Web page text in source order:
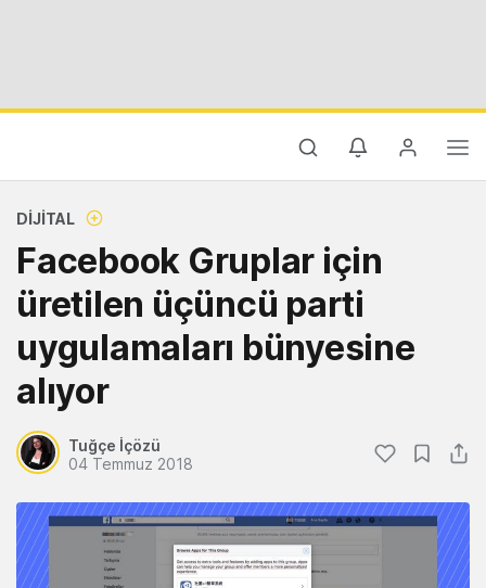
DIJITAL
Facebook Gruplar için
üretilen üçüncü parti
uygulamaları bünyesine
alıyor
Tuğçe İçözü
04 Temmuz 2018